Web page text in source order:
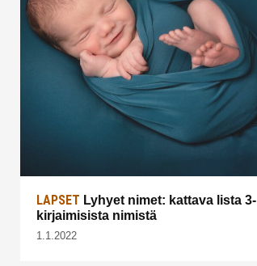
LAPSET Lyhyet nimet: kattava lista 3-
kirjaimisista nimistä
1.1.2022